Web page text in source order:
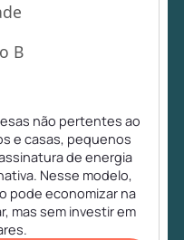
B
não pertentes ao
e casas, pequenos
de energia
Nesse modelo,
pode economizar na
mas sem investir em